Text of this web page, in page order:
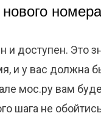
номера
и доступен. Это
и у вас должна
мос.ру вам
шага не